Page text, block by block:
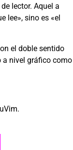
lector. Aquel a
lee», sino es «el
el doble sentido
nivel gráfico como